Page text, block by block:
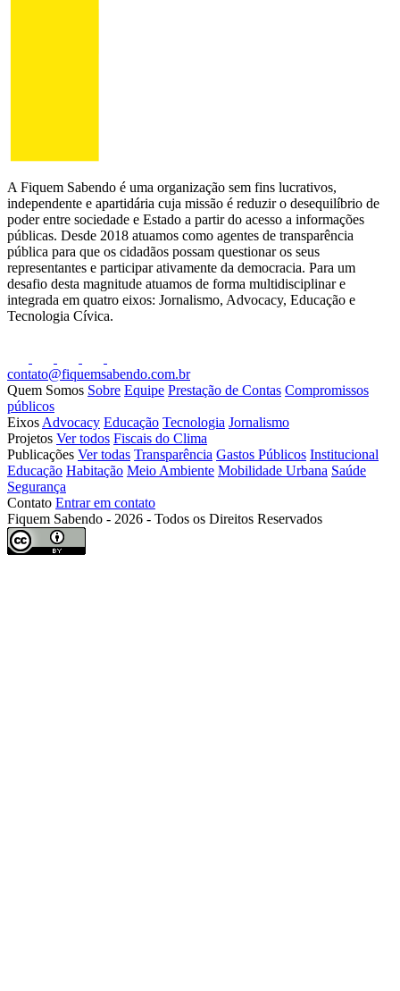
A Fiquem Sabendo é uma organização sem fins lucrativos,
independente e apartidária cuja missão é reduzir o desequilíbrio de
poder entre sociedade e Estado a partir do acesso a informações
públicas. Desde 2018 atuamos como agentes de transparência
pública para que os cidadãos possam questionar os seus
representantes e participar ativamente da democracia. Para um
desafio desta magnitude atuamos de forma multidisciplinar e
integrada em quatro eixos: Jornalismo, Advocacy, Educação e
Tecnologia Cívica.
contato@fiquemsabendo.com.br
Quem Somos Sobre Equipe Prestação de Contas Compromissos
públicos
Eixos Advocacy Educação Tecnologia Jornalismo
Projetos Ver todos Fiscais do Clima
Publicações Ver todas Transparência Gastos Públicos Institucional
Educação Habitação Meio Ambiente Mobilidade Urbana Saúde
Segurança
Contato Entrar em contato
Fiquem Sabendo - 2026 - Todos os Direitos Reservados